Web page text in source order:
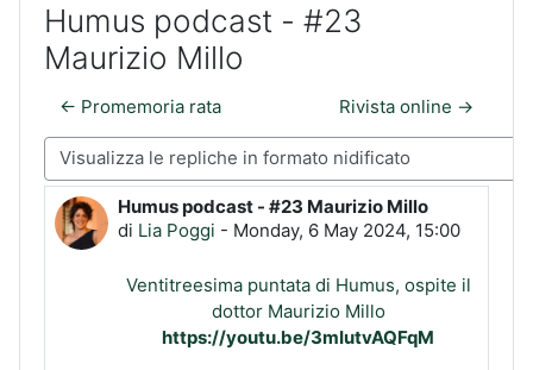
Humus podcast - #23
Maurizio Millo
← Promemoria rata Rivista online →
Modalità visualizzazione
Humus podcast - #23 Maurizio Millo
di Lia Poggi - Monday, 6 May 2024, 15:00
Numero di risposte: 0
Ventitreesima puntata di Humus, ospite il
dottor Maurizio Millo
https://youtu.be/3mIutvAQFqM